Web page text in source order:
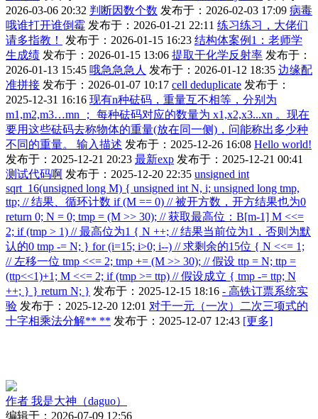
2026-03-06 20:32 判断因数个数 发布于：2026-02-03 17:09 病毒
哦谁打开谁倒霉 发布于：2026-01-21 22:11 练习练习，大佬们
请多指教！
发布于：2026-01-15 16:23 结构体案例1：老师学
生成绩 发布于：2026-01-15 13:06 提取干化学反射率 发布于：
2026-01-13 15:45 哦急急急人 发布于：2026-01-12 18:35 边缘配
准拼接 发布于：2026-01-07 10:17 cell deduplicate 发布于：
2025-12-31 16:16 现有n种砝码，重量互不相等，分别为
m1,m2,m3…mn ； 每种砝码对应的数量为 x1,x2,x3...xn 。现在
要用这些砝码去称物体的重量(放在同一侧)，问能称出多少种
不同的重量。 输入描述 发布于：2025-12-26 16:08 Hello world!
发布于：2025-12-21 20:23 最新exp 发布于：2025-12-21 00:41
测试代码啊 发布于：2025-12-20 22:35 unsigned int
sqrt_16(unsigned long M) { unsigned int N, i; unsigned long tmp,
ttp; // 结果、循环计数 if (M == 0) // 被开方数，开方结果也为0
return 0; N = 0; tmp = (M >> 30); // 获取最高位：B[m-1] M <<=
2; if (tmp > 1) // 最高位为1 { N ++; // 结果当前位为1，否则为默
认的0 tmp -= N; } for (i=15; i>0; i--) // 求剩余的15位 { N <<= 1;
// 左移一位 tmp <<= 2; tmp += (M >> 30); // 假设 ttp = N; ttp =
(ttp<<1)+1; M <<= 2; if (tmp >= ttp) // 假设成立 { tmp -= ttp; N
++; } } return N; } 发布于：2025-12-15 18:16 - 高铁订票系统实
验 发布于：2025-12-20 12:01 对于一元（一次）二次三项式的
十字相乘法分解** ** 发布于：2025-12-07 12:43 [更多]
作者 我是大神（daguo）
编辑于：2026-07-09 12:56